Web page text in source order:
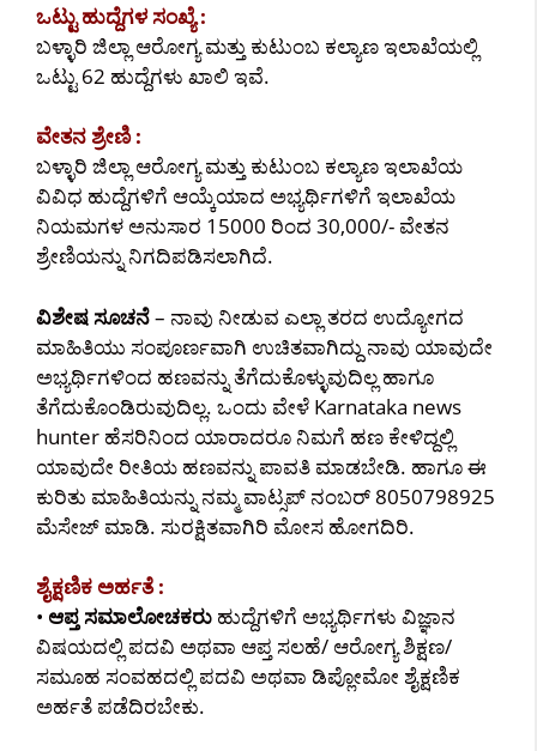
ಒಟ್ಟು ಹುದ್ದೆಗಳ ಸಂಖ್ಯೆ :
ಬಳ್ಳಾರಿ ಜಿಲ್ಲಾ ಆರೋಗ್ಯ ಮತ್ತು ಕುಟುಂಬ ಕಲ್ಯಾಣ ಇಲಾಖೆಯಲ್ಲಿ
ಒಟ್ಟು 62 ಹುದ್ದೆಗಳು ಖಾಲಿ ಇವೆ.
ವೇತನ ಶ್ರೇಣಿ :
ಬಳ್ಳಾರಿ ಜಿಲ್ಲಾ ಆರೋಗ್ಯ ಮತ್ತು ಕುಟುಂಬ ಕಲ್ಯಾಣ ಇಲಾಖೆಯ
ವಿವಿಧ ಹುದ್ದೆಗಳಿಗೆ ಆಯ್ಕೆಯಾದ ಅಭ್ಯರ್ಥಿಗಳಿಗೆ ಇಲಾಖೆಯ
ನಿಯಮಗಳ ಅನುಸಾರ 15000 ರಿಂದ 30,000/- ವೇತನ
ಶ್ರೇಣಿಯನ್ನು ನಿಗದಿಪಡಿಸಲಾಗಿದೆ.
ವಿಶೇಷ ಸೂಚನೆ– ನಾವು ನೀಡುವ ಎಲ್ಲಾ ತರದ ಉದ್ಯೋಗದ
ಮಾಹಿತಿಯು ಸಂಪೂರ್ಣವಾಗಿ ಉಚಿತವಾಗಿದ್ದು ನಾವು ಯಾವುದೇ
ಅಭ್ಯರ್ಥಿಗಳಿಂದ ಹಣವನ್ನು ತೆಗೆದುಕೊಳ್ಳುವುದಿಲ್ಲ ಹಾಗೂ
ತೆಗೆದುಕೊಂಡಿರುವುದಿಲ್ಲ. ಒಂದು ವೇಳೆ Karnataka news
hunter ಹೆಸರಿನಿಂದ ಯಾರಾದರೂ ನಿಮಗೆ ಹಣ ಕೇಳಿದ್ದಲ್ಲಿ
ಯಾವುದೇ ರೀತಿಯ ಹಣವನ್ನು ಪಾವತಿ ಮಾಡಬೇಡಿ. ಹಾಗೂ ಈ
ಕುರಿತು ಮಾಹಿತಿಯನ್ನು ನಮ್ಮ ವಾಟ್ಸಪ್ ನಂಬರ್ 8050798925
ಮೆಸೇಜ್ ಮಾಡಿ. ಸುರಕ್ಷಿತವಾಗಿರಿ ಮೋಸ ಹೋಗದಿರಿ.
ಶೈಕ್ಷಣಿಕ ಅರ್ಹತೆ :
• ಆಪ್ತ ಸಮಾಲೋಚಕರು ಹುದ್ದೆಗಳಿಗೆ ಅಭ್ಯರ್ಥಿಗಳು ವಿಜ್ಞಾನ
ವಿಷಯದಲ್ಲಿ ಪದವಿ ಅಥವಾ ಆಪ್ತ ಸಲಹೆ/ ಆರೋಗ್ಯ ಶಿಕ್ಷಣ/
ಸಮೂಹ ಸಂವಹದಲ್ಲಿ ಪದವಿ ಅಥವಾ ಡಿಪ್ಲೋಮೋ ಶೈಕ್ಷಣಿಕ
ಅರ್ಹತೆ ಪಡೆದಿರಬೇಕು.